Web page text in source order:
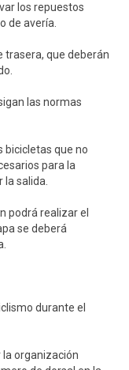
los repuestos
de avería.
trasera, que deberán
las normas
bicicletas que no
para la
salida.
podrá realizar el
se deberá
durante el
la organización